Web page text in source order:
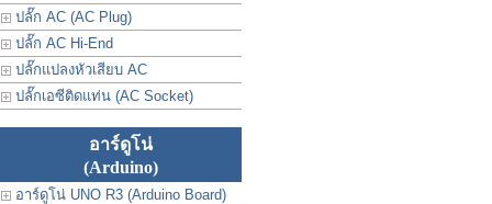
ปลั๊ก AC (AC Plug)
ปลั๊ก AC Hi-End
ปลั๊กแปลงหัวเสียบ AC
ปลั๊กเอซีติดแท่น (AC Socket)
อาร์ดูโน่
(Arduino)
อาร์ดูโน่ UNO R3 (Arduino Board)